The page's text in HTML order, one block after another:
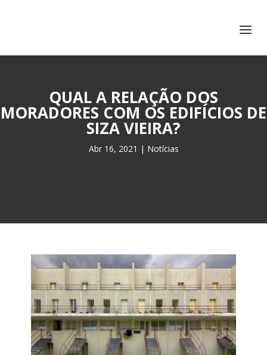
QUAL A RELAÇÃO DOS
MORADORES COM OS EDIFÍCIOS DE
SIZA VIEIRA?
Abr 16, 2021 | Notícias